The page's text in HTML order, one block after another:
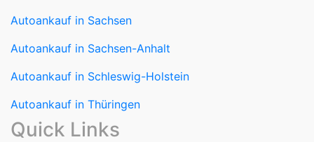
Autoankauf in Sachsen
Autoankauf in Sachsen-Anhalt
Autoankauf in Schleswig-Holstein
Autoankauf in Thüringen
Quick Links